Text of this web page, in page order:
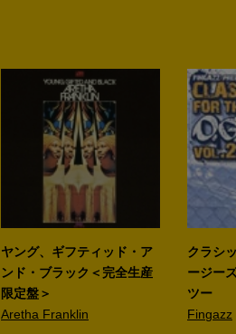
ヤング、ギフティッド・ア
ンド・ブラック＜完全生産
限定盤＞
Aretha Franklin
クラシ
ージー
ツー
Fingazz
Next